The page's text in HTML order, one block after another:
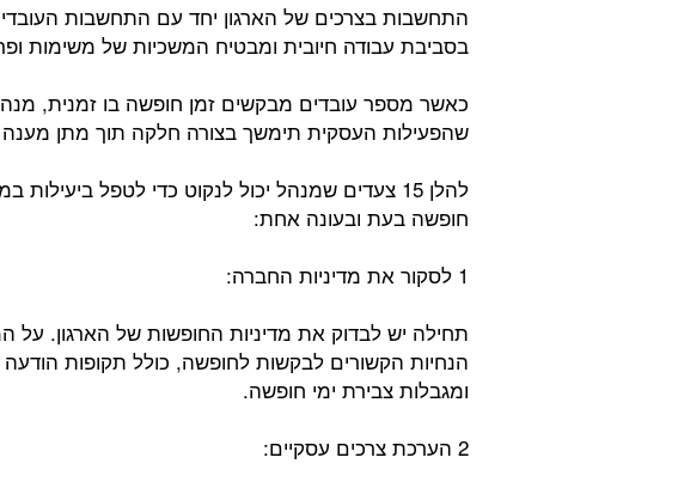
התחשבות בצרכים של הארגון יחד עם התחשבות
בסביבת עבודה חיובית ומבטיח המשכיות של משימות
כאשר מספר עובדים מבקשים זמן חופשה בו זמנית,
שהפעילות העסקית תימשך בצורה חלקה תוך מתן מענה
להלן 15 צעדים שמנהל יכול לנקוט כדי לטפל
חופשה בעת ובעונה אחת:
1 לסקור את מדיניות החברה:
תחילה יש לבדוק את מדיניות החופשות של הארגון. על
הנחיות הקשורים לבקשות לחופשה, כולל תקופות
ומגבלות צבירת ימי חופשה.
2 הערכת צרכים עסקיים: